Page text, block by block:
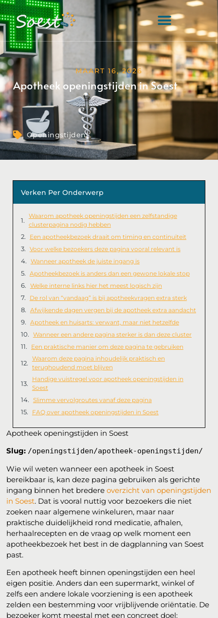
MAART 16, 2026
Apotheek openingstijden in Soest
Openingstijden
Apotheek openingstijden in Soest
Slug: /openingstijden/apotheek-openingstijden/
Wie wil weten wanneer een apotheek in Soest
bereikbaar is, kan deze pagina gebruiken als gerichte
ingang binnen het bredereoverzicht van openingstijden
in Soest. Dat is vooral nuttig voor bezoekers die niet
zoeken naar algemene winkeluren, maar naar
praktische duidelijkheid rond medicatie, afhalen,
herhaalrecepten en de vraag op welk moment een
apotheekbezoek het best in de dagplanning van Soest
past.
Een apotheek heeft binnen openingstijden een heel
eigen positie. Anders dan een supermarkt, winkel of
zelfs een andere lokale voorziening is een apotheek
zelden een bestemming voor vrijblijvende oriëntatie. De
bezoeker komt meestal met een concreet doel:
Verken Per Onderwerp
Waarom apotheek openingstijden een zelfstandige
clusterpagina nodig hebben
Een apotheekbezoek draait om timing en continuïteit
Voor welke bezoekers deze pagina vooral relevant is
Wanneer apotheek de juiste ingang is
Apotheekbezoek is anders dan een gewone lokale stop
Welke interne links hier het meest logisch zijn
De rol van “vandaag” is bij apotheekvragen extra sterk
Afwijkende dagen vergen bij de apotheek extra aandacht
Apotheek en huisarts: verwant, maar niet hetzelfde
Wanneer een andere pagina sterker is dan deze cluster
Een praktische manier om deze pagina te gebruiken
Waarom deze pagina inhoudelijk praktisch en
terughoudend moet blijven
Handige vuistregel voor apotheek openingstijden in
Soest
Slimme vervolgroutes vanaf deze pagina
FAQ over apotheek openingstijden in Soest